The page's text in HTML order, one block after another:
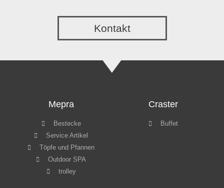
Kontakt
Mepra
Bestecke
Service Artikel
Töpfe und Pfannen
Outdoor SPA
trolley
Craster
Buffet